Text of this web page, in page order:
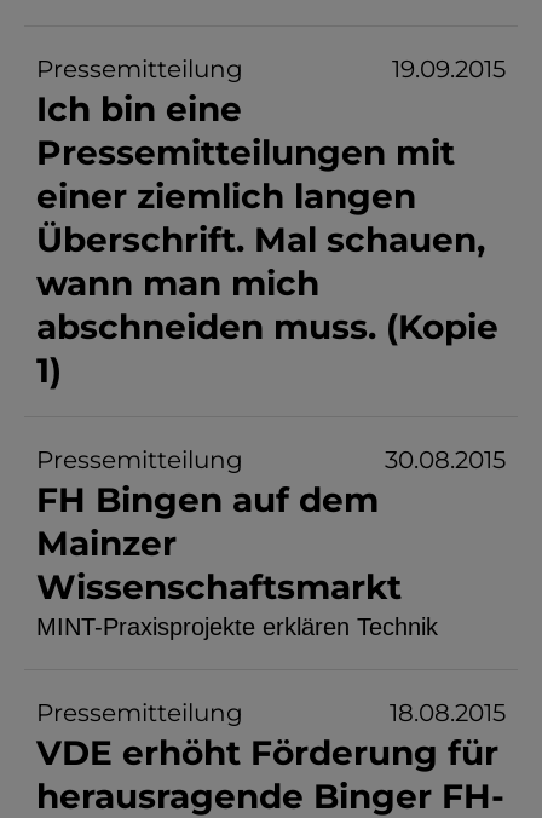
Pressemitteilung 19.09.2015
Ich bin eine
Pressemitteilungen mit
einer ziemlich langen
Überschrift. Mal schauen,
wann man mich
abschneiden muss. (Kopie
1)
Pressemitteilung 30.08.2015
FH Bingen auf dem
Mainzer
Wissenschaftsmarkt
MINT-Praxisprojekte erklären Technik
Pressemitteilung 18.08.2015
VDE erhöht Förderung für
herausragende Binger FH-